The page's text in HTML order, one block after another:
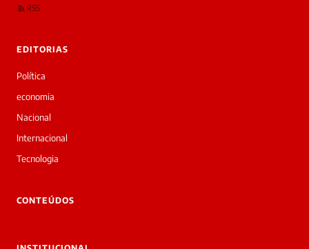
Oi!
Bom
dia!
a
Laura,
▷
RSS
EDITORIAS
Política
economia
Nacional
Internacional
Tecnologia
CONTEÚDOS